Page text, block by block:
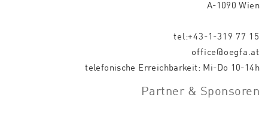
A-1090 Wien
tel:+43-1-319 77 15
office@oegfa.at
telefonische Erreichbarkeit: Mi-Do 10-14h
Partner & Sponsoren